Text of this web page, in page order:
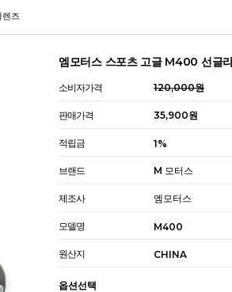
즈
엠모터스 스포츠 고글 M400 선글
소비자가격 120,000원
판매가격 35,900원
적립금 1%
브랜드 M 모터스
제조사 엠모터스
모델명 M400
원산지 CHINA
옵션선택